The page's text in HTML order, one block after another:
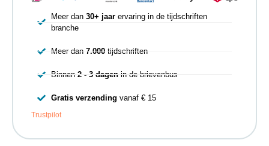
Meer dan 30+ jaarervaring in de tijdschriften
branche
Meer dan 7.000tijdschriften
Binnen 2 - 3 dagenin de brievenbus
Gratis verzending vanaf € 15
Trustpilot